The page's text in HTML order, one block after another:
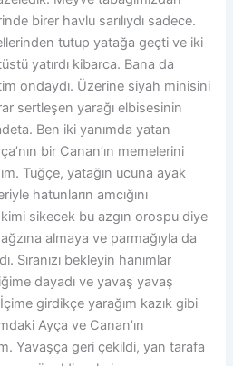
birer havlu sarılıydı sadece.
ellerinden tutup yatağa geçti ve iki
yatırdı kibarca. Bana da
ondaydı. Üzerine siyah minisini
sertleşen yarağı elbisesinin
Ben iki yanımda yatan
bir Canan’ın memelerini
Tuğçe, yatağın ucuna ayak
hatunların amcığını
sikecek bu azgın orospu diye
almaya ve parmağıyla da
Sıranızı bekleyin hanımlar
dayadı ve yavaş yavaş
girdikçe yarağım kazık gibi
Ayça ve Canan’ın
Yavaşça geri çekildi, yan tarafa